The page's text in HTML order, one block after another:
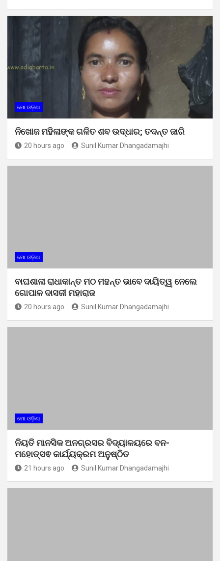
ମୋ ଓଡ଼ିଶା
ନିଖୋଜ ମହିଳାଙ୍କ ଗଳିତ ଶବ ଉଦ୍ଧାର; ତଦନ୍ତ ଜାରି
20 hours ago Sunil Kumar Dhangadamajhi
ମୋ ଓଡ଼ିଶା
ବାଘଶାଳା ରାଧାକାନ୍ତ ମଠ ମହନ୍ତ ଭାବେ ଦାୟିତ୍ୱ ନେଲେ
ଗୋପାଳ ଦାସଜୀ ମହାରାଜ
20 hours ago Sunil Kumar Dhangadamajhi
ମୋ ଓଡ଼ିଶା
ନିୟତି ମାନସିକ ଅନଗ୍ରସର ବିଦ୍ୟାଳୟରେ ବନ-
ମହୋତ୍ସଵ କାର୍ଯ୍ୟକ୍ରମ ଅନୁଷ୍ଠିତ
21 hours ago Sunil Kumar Dhangadamajhi